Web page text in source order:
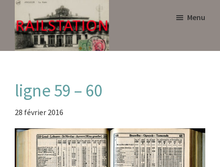
main
content
primary
sidebar
Menu
ligne 59 – 60
28 février 2016